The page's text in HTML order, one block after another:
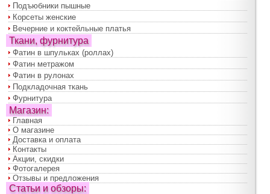
Подъюбники пышные
Корсеты женские
Вечерние и коктейльные платья
Ткани, фурнитура
Фатин в шпульках (роллах)
Фатин метражом
Фатин в рулонах
Подкладочная ткань
Фурнитура
Магазин:
Главная
О магазине
Доставка и оплата
Контакты
Акции, скидки
Фотогалерея
Отзывы и предложения
Статьи и обзоры: